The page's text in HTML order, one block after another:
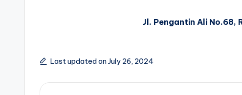
Jl. Pengantin Ali No.68,
Last updated on July 26, 2024